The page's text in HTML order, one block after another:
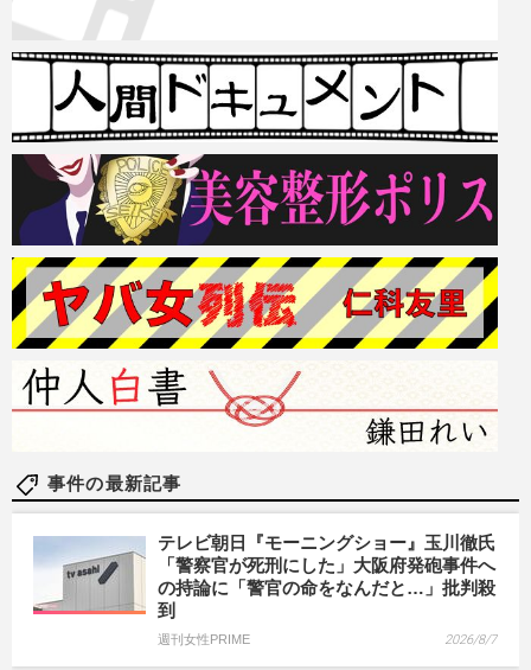
事件の最新記事
テレビ朝日『モーニングショー』玉川徹氏
「警察官が死刑にした」大阪府発砲事件へ
の持論に「警官の命をなんだと…」批判殺
到
週刊女性PRIME 2026/8/7